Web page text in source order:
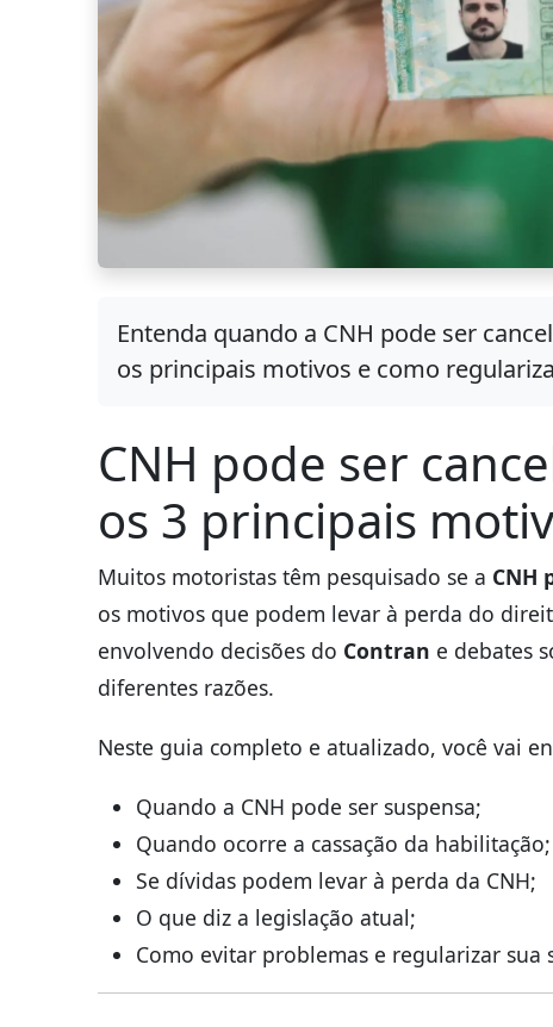
Entenda quando a CNH pode ser
os principais motivos e como
CNH pode ser
os 3 principais
Muitos motoristas têm pesquisado se a CNH
os motivos que podem levar à perda do
envolvendo decisões do Contran e debates
diferentes razões.
Neste guia completo e atualizado, você vai
Quando a CNH pode ser suspensa;
Quando ocorre a cassação da habilitação;
Se dívidas podem levar à perda da CNH;
O que diz a legislação atual;
Como evitar problemas e regularizar sua